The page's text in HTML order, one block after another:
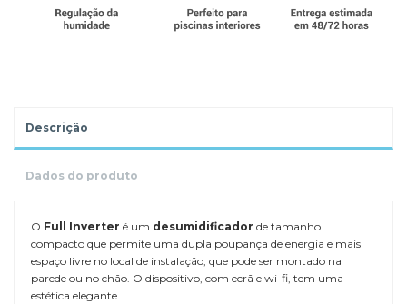
Descrição
Dados do produto
O Full Inverter é um desumidificador de tamanho
compacto que permite uma dupla poupança de energia e mais
espaço livre no local de instalação, que pode ser montado na
parede ou no chão. O dispositivo, com ecrã e wi-fi, tem uma
estética elegante.